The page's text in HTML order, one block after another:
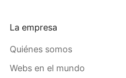
La empresa
Quiénes somos
Webs en el mundo